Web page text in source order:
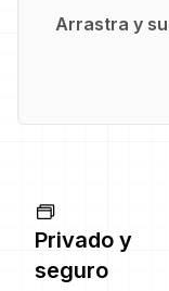
Arrastra y
Privado y
seguro